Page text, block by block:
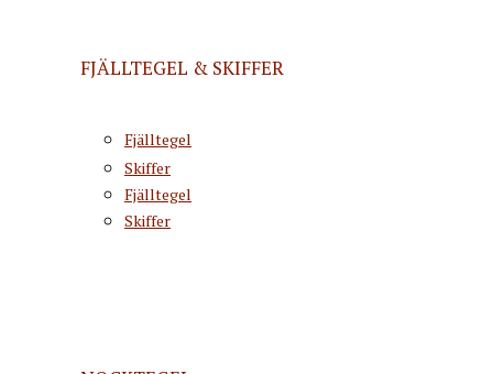
FJÄLLTEGEL & SKIFFER
Fjälltegel
Skiffer
Fjälltegel
Skiffer